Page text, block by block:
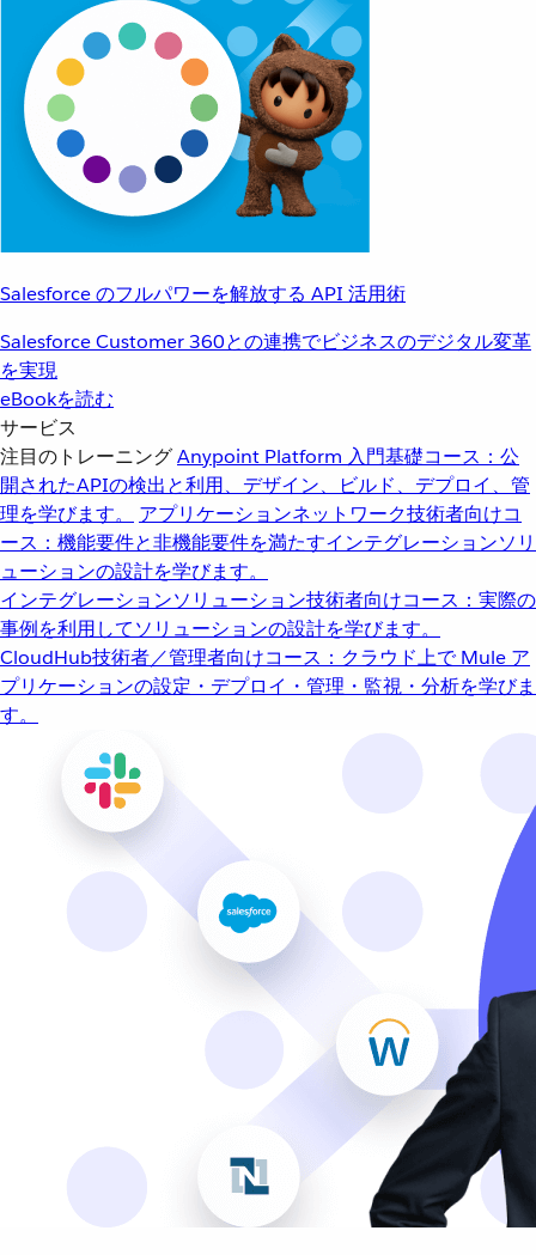
Salesforce のフルパワーを解放する API 活用術
Salesforce Customer 360との連携でビジネスのデジタル変革
を実現
eBookを読む
サービス
注目のトレーニングAnypoint Platform 入門基礎コース：公
開されたAPIの検出と利用、デザイン、ビルド、デプロイ、管
理を学びます。
アプリケーションネットワーク技術者向けコ
ース：機能要件と非機能要件を満たすインテグレーションソリ
ューションの設計を学びます。
インテグレーションソリューション技術者向けコース：実際の
事例を利用してソリューションの設計を学びます。
CloudHub技術者／管理者向けコース：クラウド上で Mule ア
プリケーションの設定・デプロイ・管理・監視・分析を学びま
す。